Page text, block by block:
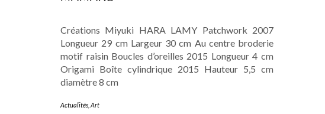
Créations Miyuki HARA LAMY Patchwork 2007
Longueur 29 cm Largeur 30 cm Au centre broderie
motif raisin Boucles d’oreilles 2015 Longueur 4 cm
Origami Boîte cylindrique 2015 Hauteur 5,5 cm
diamètre 8 cm
Actualités Art